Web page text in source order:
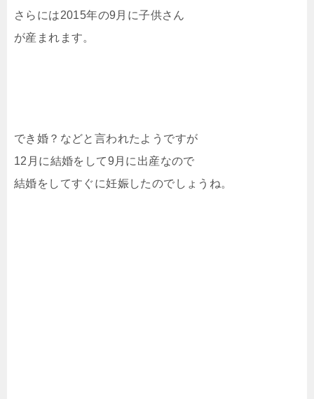
さらには2015年の9月に子供さん
が産まれます。
でき婚？などと言われたようですが
12月に結婚をして9月に出産なので
結婚をしてすぐに妊娠したのでしょうね。